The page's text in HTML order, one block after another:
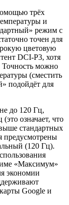
трёх
и
режим с
точен для
цветовую
DCI-P3, хотя
Точность можно
(сместить
подойдёт для
до 120 Гц,
означает, что
стандартных
предусмотрены
(120 Гц).
«Максимум»
экономии
Google и